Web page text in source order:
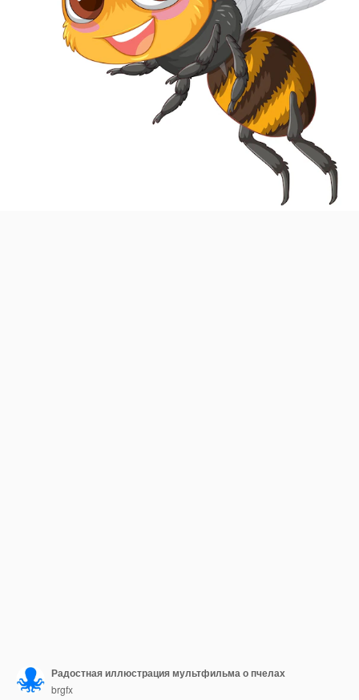
Радостная иллюстрация мультфильма о пчелах
brgfx